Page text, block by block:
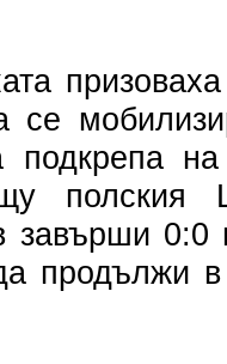
се
на
полския
завърши 0:0
продължи